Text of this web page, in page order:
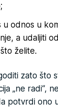
u odnos u
a udaljiti
želite.
zato što
„ne radi“,
potvrdi ono